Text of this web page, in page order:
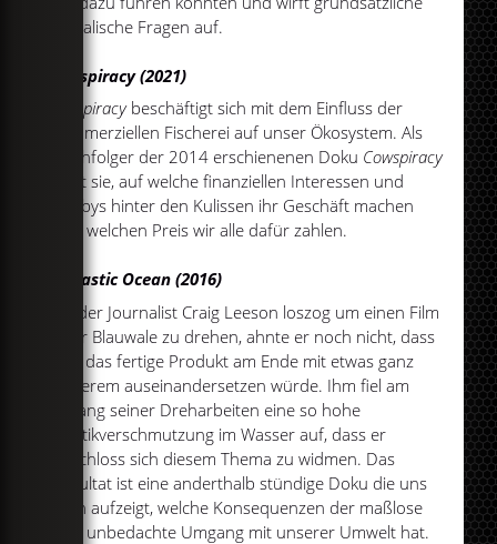
moralische Fragen auf.
Seaspiracy (2021)
Seaspiracybeschäftigt sich mit dem Einfluss der
kommerziellen Fischerei auf unser Ökosystem. Als
Nachfolger der 2014 erschienenen Doku Cowspiracy
zeigt sie, auf welche finanziellen Interessen und
Lobbys hinter den Kulissen ihr Geschäft machen
und welchen Preis wir alle dafür zahlen.
A Plastic Ocean (2016)
Als der Journalist Craig Leeson loszog um einen Film
über Blauwale zu drehen, ahnte er noch nicht, dass
sich das fertige Produkt am Ende mit etwas ganz
anderem auseinandersetzen würde. Ihm fiel am
Anfang seiner Dreharbeiten eine so hohe
Plastikverschmutzung im Wasser auf, dass er
beschloss sich diesem Thema zu widmen. Das
Resultat ist eine anderthalb stündige Doku die uns
allen aufzeigt, welche Konsequenzen der maßlose
und unbedachte Umgang mit unserer Umwelt hat.